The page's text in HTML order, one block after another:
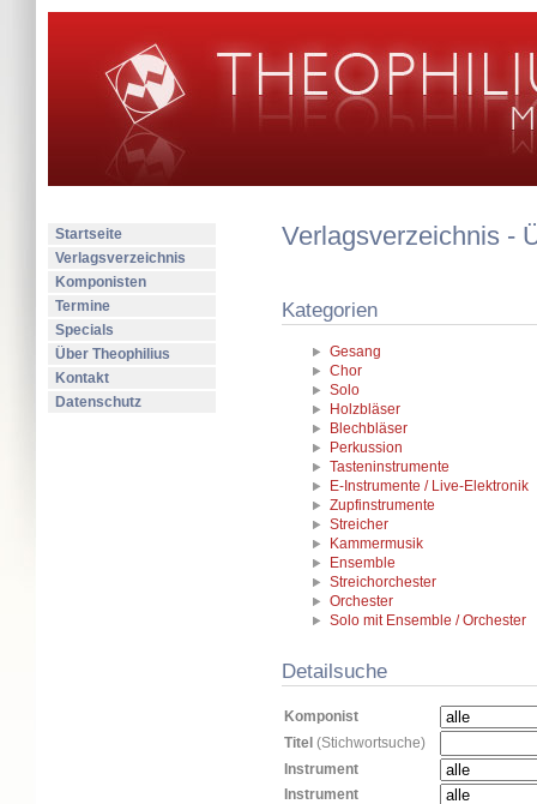
Startseite
Verlagsverzeichnis
Komponisten
Termine
Specials
Über Theophilius
Kontakt
Datenschutz
Verlagsverzeichnis -
Kategorien
Gesang
Chor
Solo
Holzbläser
Blechbläser
Perkussion
Tasteninstrumente
E-Instrumente / Live-Elektronik
Zupfinstrumente
Streicher
Kammermusik
Ensemble
Streichorchester
Orchester
Solo mit Ensemble / Orchester
Detailsuche
Komponist
Titel (Stichwortsuche)
Instrument
Instrument